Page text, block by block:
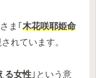
ま｢木花咲耶姫命
れています。
る女性 ｣という意